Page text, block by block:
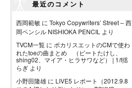
最近のコメント
西岡範敏 に Tokyo Copywriters’ Street – 西
岡ペンシル NISHIOKA PENCIL より
TVCM一覧 に ポカリスエットのCMで使わ
れたtoeの曲まとめ （ビートたけし、
shing02、マイア・ヒラサワなど） | 1/f揺
らぎ より
小野田隆雄 に LIVE5 レポート（2012.9.8